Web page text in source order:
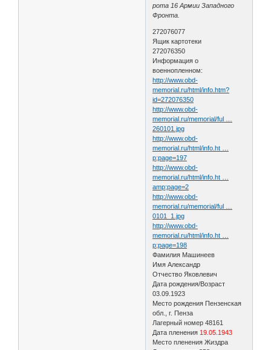
рота 16 Армии Западного
Фронта.
272076077
Ящик картотеки
272076350
Информация о
военнопленном:
http://www.obd-
memorial.ru/html/info.htm?
id=272076350
http://www.obd-
memorial.ru/memorial/ful …
260101.jpg
http://www.obd-
memorial.ru/html/info.ht …
p;page=197
http://www.obd-
memorial.ru/html/info.ht …
amp;page=2
http://www.obd-
memorial.ru/memorial/ful …
0101_1.jpg
http://www.obd-
memorial.ru/html/info.ht …
p;page=198
Фамилия Машинеев
Имя Александр
Отчество Яковлевич
Дата рождения/Возраст
03.09.1923
Место рождения Пензенская
обл., г. Пенза
Лагерный номер 48161
Дата пленения 19.05.1943
Место пленения Жиздра